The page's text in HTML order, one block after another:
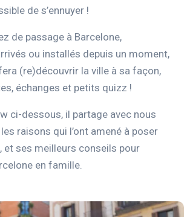
de s’ennuyer !
de passage à Barcelone,
ou installés depuis un moment,
(re)découvrir la ville à sa façon,
échanges et petits quizz !
ci-dessous, il partage avec nous
raisons qui l’ont amené à poser
et ses meilleurs conseils pour
en famille.